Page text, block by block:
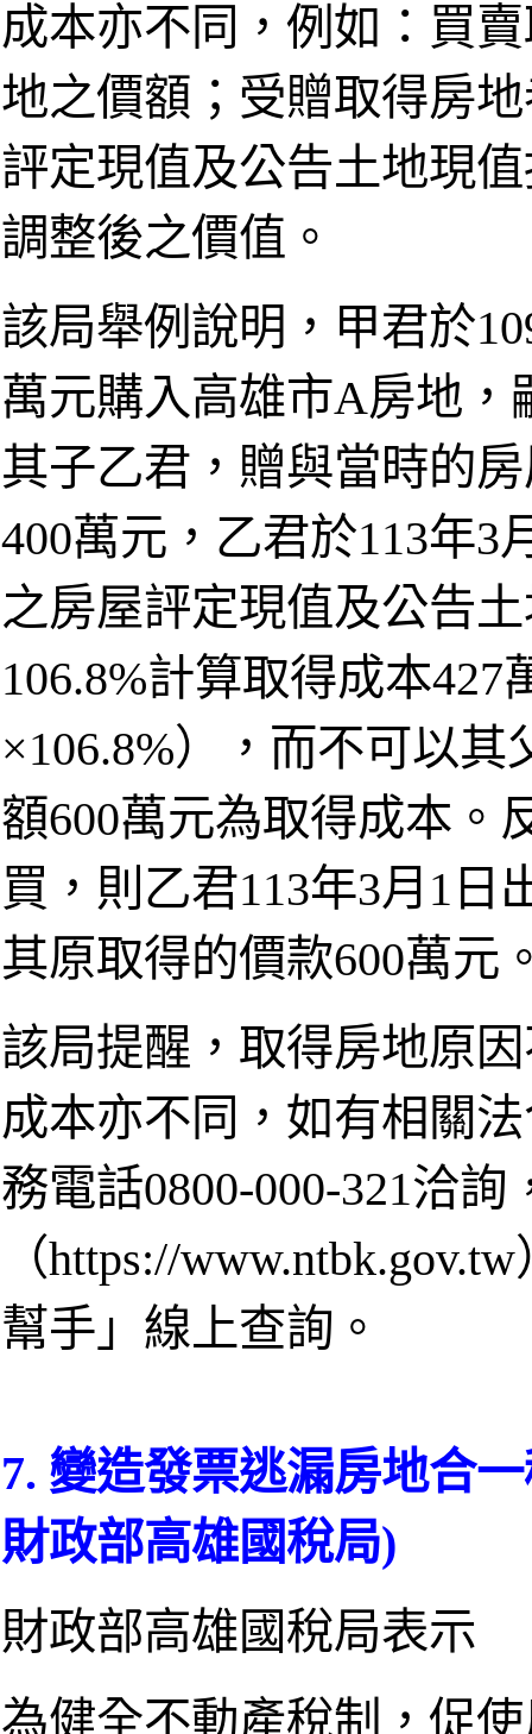
成本亦不同，例如：買
地之價額；受贈取得房
評定現值及公告土地現
調整後之價值。
該局舉例說明，甲君於
萬元購入高雄市A房地，
其子乙君，贈與當時的
400萬元，乙君於113年3
之房屋評定現值及公告
106.8%計算取得成本427
×106.8%），而不可以
額600萬元為取得成本。
買，則乙君113年3月1
其原取得的價款600萬元
該局提醒，取得房地原
成本亦不同，如有相關
務電話0800-000-321洽
（https://
幫手」線上查詢。
7. 變造發票逃漏房地合
財政部高雄國稅局)
財政部高雄國稅局表示
為健全不動產稅制，促